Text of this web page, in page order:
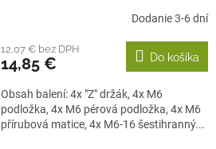
Dodanie 3-6 dní
12,07 € bez DPH
14,85 € Do košíka
Obsah balení: 4x "Z" držák, 4x M6
podložka, 4x M6 pérová podložka, 4x M6
přírubová matice, 4x M6-16 šestihranný...